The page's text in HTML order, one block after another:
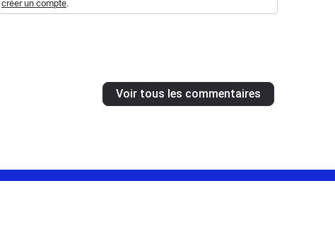
créer un compte.
Voir tous les commentaires